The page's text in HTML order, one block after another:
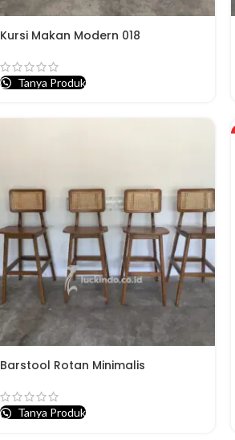
Kursi Makan Modern 018
Tanya Produk
Barstool Rotan Minimalis
Tanya Produk